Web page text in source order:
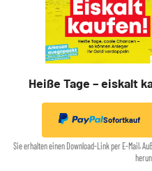
Heiße Tage – eiskalt
Sofortkauf
Sie erhalten einen Download-Link per E-Mail.